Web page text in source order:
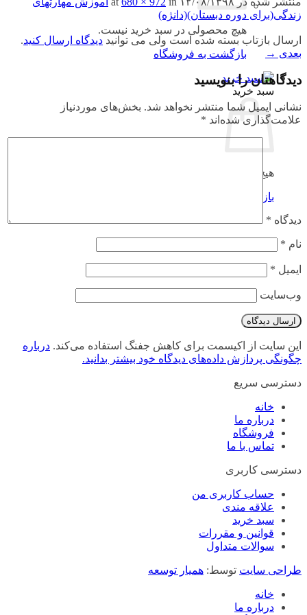
هیچ محصولی در سبد خرید نیست.
بازگشت به فروشگاه
سبد خرید
هیچ محصولی در سبد خرید نیست.
بازگشت به فروشگاه
زندگی(برای دوره دبستان)(دانژه)
ارسال بازتاب بسته شده است ولی می توانید دیدگاه ارسال کنید.
بعدی →
دیدگاهتان را بنویسید
نشانی ایمیل شما منتشر نخواهد شد. بخش‌های موردنیاز
علامت‌گذاری شده‌اند *
دیدگاه *
نام *
ایمیل *
وب‌سایت
این سایت از اکیسمت برای کاهش جفنگ استفاده می‌کند. درباره
چگونگی پردازش داده‌های دیدگاه خود بیشتر بدانید.
دسترسی سریع
خانه
درباره ما
فروشگاه
تماس با ما
دسترسی کاربری
حساب کاربری من
علاقه مندی
سبد خرید
قوانین و مقررات
سوالات متداول
طراحی سایت توسط: همیار توسعه
خانه
درباره ما